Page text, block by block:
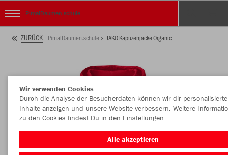
PimalDaumen.schule
ZURÜCK PimalDaumen.schule JAKO Kapuzenjacke Organic
Wir verwenden Cookies
Durch die Analyse der Besucherdaten können wir dir personalisierte
Inhalte anzeigen und unsere Website verbessern. Weitere
zu den Cookies findest Du in den Einstellungen.
Alle akzeptieren